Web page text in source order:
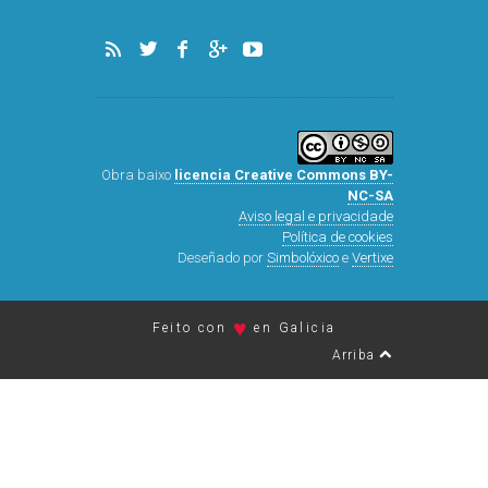
Obra baixo licencia Creative Commons BY-
NC-SA
Aviso legal e privacidade
Política de cookies
Deseñado por Simbolóxicoe Vertixe
Feito con ♥ en Galicia
Arriba